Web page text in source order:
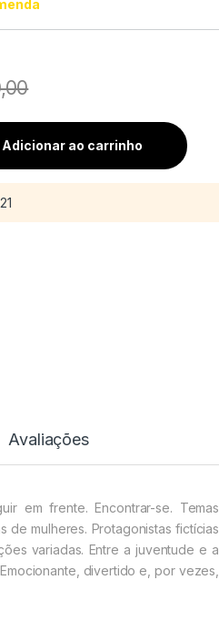
Adicionar ao carrinho
Avaliações
em frente. Encontrar-se. Temas
de mulheres. Protagonistas fictícias
variadas. Entre a juventude e a
divertido e, por vezes,